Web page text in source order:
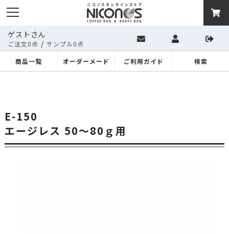
ゲストさん
ご注文0点 / サンプル0点
商品一覧
オーダーメード ご利用ガイド 検索
E-150
エージレス 50～80ｇ用